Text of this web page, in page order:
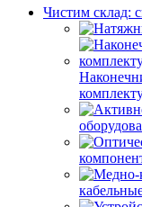
Чистим склад: